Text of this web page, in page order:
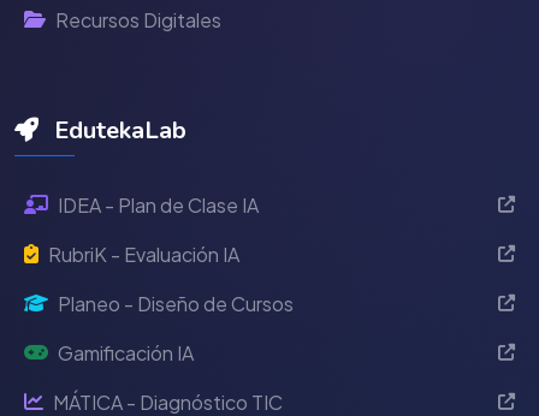
Recursos Digitales
EdutekaLab
IDEA - Plan de Clase IA
RubriK - Evaluación IA
Planeo - Diseño de Cursos
Gamificación IA
MÁTICA - Diagnóstico TIC